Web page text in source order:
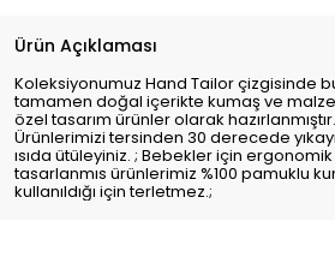
Ürün Açıklaması
Koleksiyonumuz Hand Tailor çizgisinde
tamamen doğal içerikte kumaş ve
özel tasarım ürünler olarak
Ürünlerimizi tersinden 30 derecede
ısıda ütüleyiniz. ; Bebekler için
tasarlanmıs ürünlerimiz %100 pamuklu
kullanıldığı için terletmez.;